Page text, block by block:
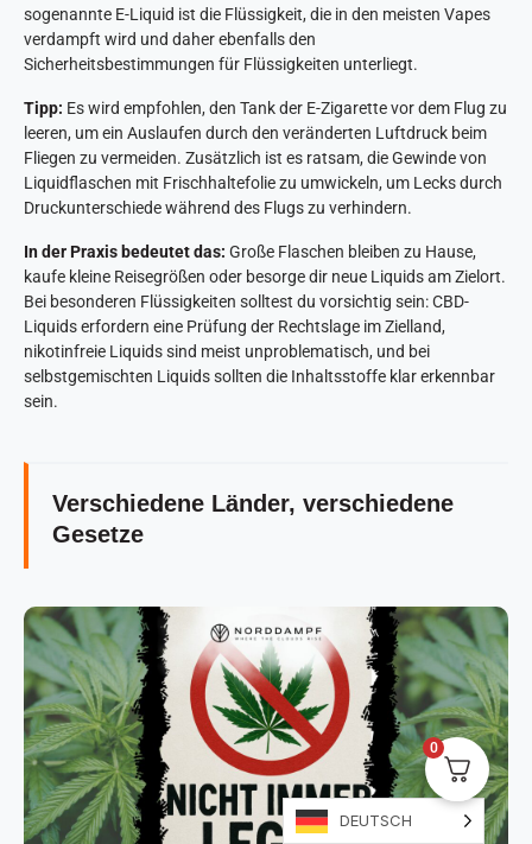
sogenannte E-Liquid ist die Flüssigkeit, die in den meisten Vapes
verdampft wird und daher ebenfalls den
Sicherheitsbestimmungen für Flüssigkeiten unterliegt.
Tipp: Es wird empfohlen, den Tank der E-Zigarette vor dem Flug zu
leeren, um ein Auslaufen durch den veränderten Luftdruck beim
Fliegen zu vermeiden. Zusätzlich ist es ratsam, die Gewinde von
Liquidflaschen mit Frischhaltefolie zu umwickeln, um Lecks durch
Druckunterschiede während des Flugs zu verhindern.
In der Praxis bedeutet das: Große Flaschen bleiben zu Hause,
kaufe kleine Reisegrößen oder besorge dir neue Liquids am Zielort.
Bei besonderen Flüssigkeiten solltest du vorsichtig sein: CBD-
Liquids erfordern eine Prüfung der Rechtslage im Zielland,
nikotinfreie Liquids sind meist unproblematisch, und bei
selbstgemischten Liquids sollten die Inhaltsstoffe klar erkennbar
sein.
Verschiedene Länder, verschiedene
Gesetze
0
DEUTSCH